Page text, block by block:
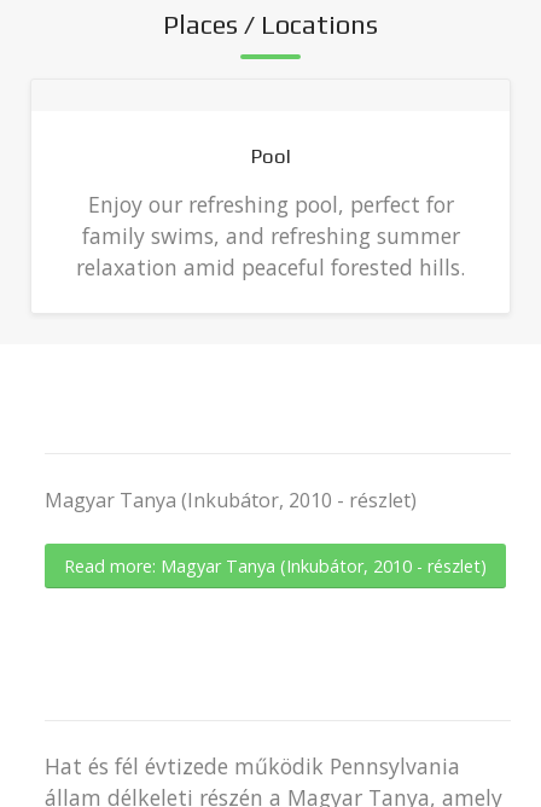
Places / Locations
Pool
Enjoy our refreshing pool, perfect for
family swims, and refreshing summer
relaxation amid peaceful forested hills.
Magyar Tanya (Inkubátor, 2010 - részlet)
Read more: Magyar Tanya (Inkubátor, 2010 - részlet)
Hat és fél évtizede működik Pennsylvania
állam délkeleti részén a Magyar Tanya, amely